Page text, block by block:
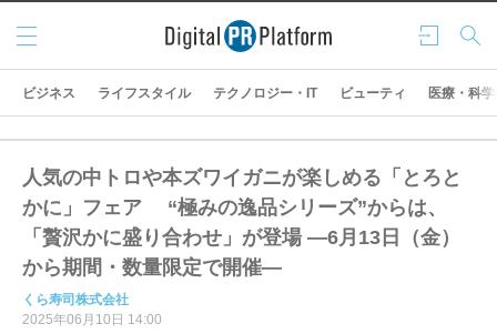
ログ
イン
検索
メニ
ュー
ビジネス ライフスタイル テクノロジー・IT ビューティ 医療・科学
人気の中トロや本ズワイガニが楽しめる「とろと
かに」フェア “極みの逸品シリーズ”からは、
「贅沢かに盛り合わせ」が登場 ―6月13日（金）
から期間・数量限定で開催―
くら寿司株式会社
2025年06月10日 14:00